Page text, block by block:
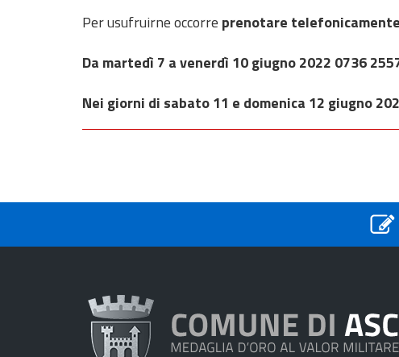
Per usufruirne occorre prenotare
Da martedì 7 a venerdì 10 giugno 2022 0736
Nei giorni di sabato 11 e domenica 12 giugno